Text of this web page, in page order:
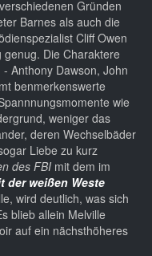
Gründen
Barnes als auch die
Cliff Owen
Die Charaktere
Anthony Dawson, John
benmerkenswerte
wie
weniger das
deren Wechselbäder
Liebe zu kurz
des FBI mit dem im
der weißen Weste
wird deutlich, was sich
blieb allein Melville
auf ein nächsthöheres